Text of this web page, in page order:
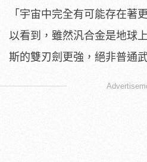
「宇宙中完全有可能存在著
以看到，雖然汎合金是地球
斯的雙刃劍更強，絕非普通